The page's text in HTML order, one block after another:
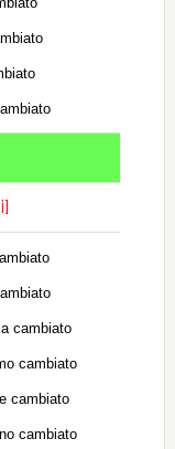
cambiato
cambiato
cambiato
cambiato